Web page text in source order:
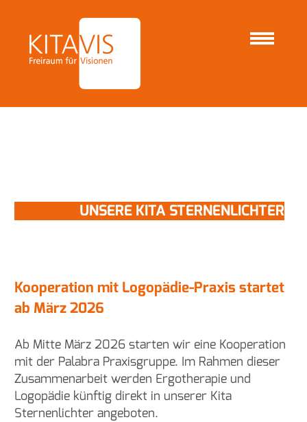
n
STARTSEITE UNSERE KITAS
UNSERE KITA STERNENLICHTER
UNSERE KITA STERNENLICHTER
Kooperation mit Logopädie-Praxis startet
ab März 2026
Ab Mitte März 2026 starten wir eine Kooperation
mit der Palabra Praxisgruppe. Im Rahmen dieser
Zusammenarbeit werden Ergotherapie und
Logopädie künftig direkt in unserer Kita
Sternenlichter angeboten.